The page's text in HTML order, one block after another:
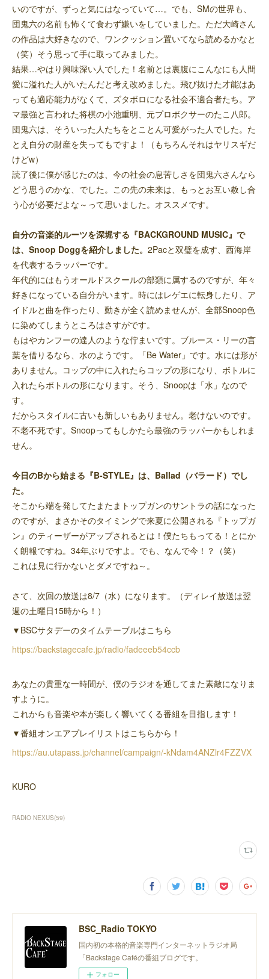
いのですが、ずっと気にはなっていて…。でも、SMの世界も、
団鬼六の名前も怖くて食わず嫌いをしていました。ただ大崎さん
の作品は大好きなので、ワンクッション置いてなら読めるかなと
（笑）そう思って手に取ってみました。
結果…やはり興味深い人でした！名前とは裏腹にこんなにも人間
愛に溢れた人がいたんだと考え改めました。飛び抜けた才能はあ
っても適応能力がなくて、ズタボロになる社会不適合者たち。ア
マ最強と言われた将棋の小池重明、元プロボクサーのたこ八郎。
団鬼六は、そういった人たちをとことん可愛がった人でした。た
とえ自分の財産を失ってもですよ！（もちろんそれはヤリスギだ
けどw）
読了後に僕が感じたのは、今の社会の息苦しさを団鬼六さんなら
どう思うのかな、でした。この先の未来は、もっとお互い赦し合
う心が必要だよな～って思いました。オススメです。
自分の音楽的ルーツを深堀する『BACKGROUND MUSIC』で
は、Snoop Doggを紹介しました。 2Pacと双璧を成す、西海岸
を代表するラッパーです。
年代的にはもうオールドスクールの部類に属するのですが、年々
好きになっている自分がいます。時にはレゲエに転身したり、ア
イドルと曲を作ったり、動きが全く読めませんが、全部Snoop色
に染めてしまうところはさすがです。
もはやカンフーの達人のような佇まいです。ブルース・リーの言
葉を借りるなら、水のようです。「Be Water」です。水には形が
ありません。コップの中に入れたらコップの形になり、ボトルに
入れたらボトルの形になります。そう、Snoopは「水」なので
す。
だからスタイルに古いも新しいもありません。老けないのです。
不老不死です。Snoopってもしかたら最強のラッパーかもしれま
せん。
今日のBから始まる『B-STYLE』は、Ballad（バラード）でし
た。
そこから端を発してたまたまトップガンのサントラの話になった
のですが、まさかそのタイミングで来夏に公開される『トップガ
ン』のティーザーがアップされるとは！僕たちもってる！とにか
く朗報ですね。34年ぶりですよ。でも、なんで今！？（笑）
これは見に行かないとダメですね～。
さて、次回の放送は8/7（水）になります。（ディレイ放送は翌
週の土曜日15時から！）
▼BSCサタデーのタイムテーブルはこちら
https://backstagecafe.jp/radio/fadeeeb54ccb
あなたの貴重な一時間が、僕のラジオを通してまた素敵になりま
すように。
これからも音楽や本が楽しく響いてくる番組を目指します！
▼番組オンエアプレイリストはこちらから！
https://au.utapass.jp/channel/campaign/-kNdam4ANZlr4FZZVX
KURO
RADIO NEXUS(59)
BSC_Radio TOKYO
国内初の本格的音楽専門インターネットラジオ局
「Backstage Caféの番組ブログです。
フォロー